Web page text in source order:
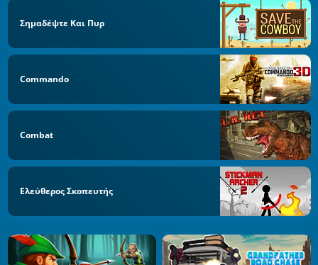
Σημαδέψτε Και Πυρ
Commando
Combat
Ελεύθερος Σκοπευτής